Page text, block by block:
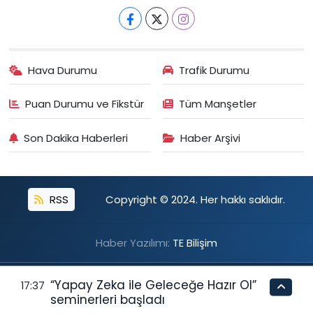
Hava Durumu Trafik Durumu
Puan Durumu ve Fikstür Tüm Manşetler
Son Dakika Haberleri Haber Arşivi
RSS Copyright © 2024. Her hakkı saklıdır.
Haber Yazılımı: TE Bilişim
17:37 “Yapay Zeka ile Geleceğe Hazır Ol”
seminerleri başladı